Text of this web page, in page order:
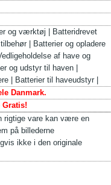
og værktøj |
Batteridrevet
|
Batterier og opladere
af have og
og udstyr til haven |
|
Batterier til haveudstyr |
Danmark.
Gratis!
rigtige vare kan være en
på billederne
ikke i den originale